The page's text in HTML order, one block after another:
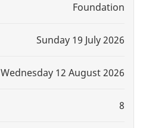
Foundation
Sunday 19 July 2026
Wednesday 12 August 2026
8